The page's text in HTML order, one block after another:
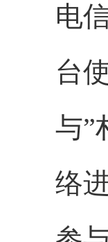
电
台
与”
络